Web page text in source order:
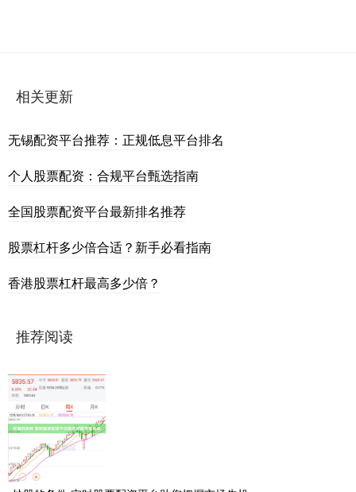
相关更新
无锡配资平台推荐：正规低息平台排名
个人股票配资：合规平台甄选指南
全国股票配资平台最新排名推荐
股票杠杆多少倍合适？新手必看指南
香港股票杠杆最高多少倍？
推荐阅读